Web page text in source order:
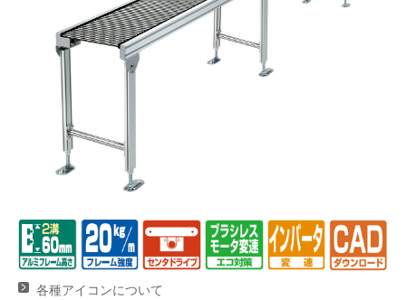
バンニング・デバンニングシステム
バーチカル装置（垂直搬送機）
周辺機器
オークラの取組み
プライバシーポリシー
サイトポリシー
各種アイコンについて